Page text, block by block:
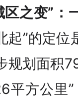
之变”：
起”的定位
规划面积
平方公里